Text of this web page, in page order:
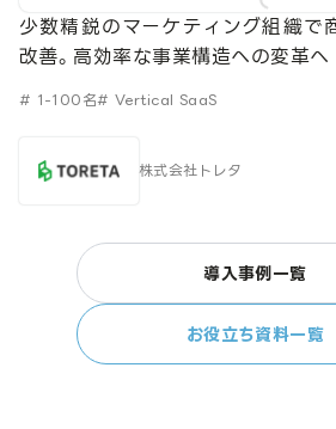
少数精鋭のマーケティング組織
改善。高効率な事業構造への変革へ
# 1-100名# Vertical SaaS
株式会社トレタ
導入事例一覧
お役立ち資料一覧